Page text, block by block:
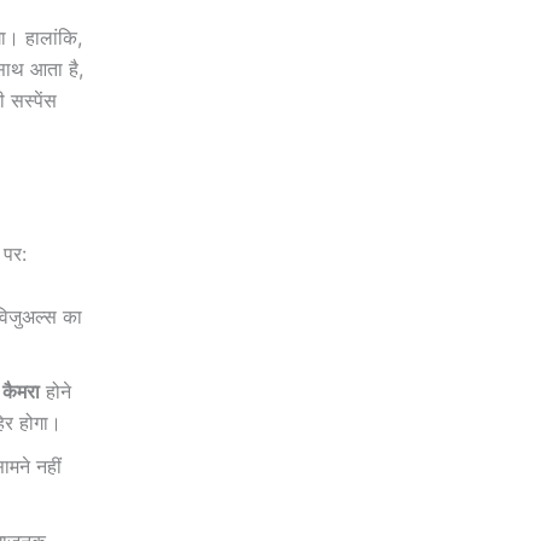
हालांकि,
आता है,
सस्पेंस
का
होने
होगा।
नहीं